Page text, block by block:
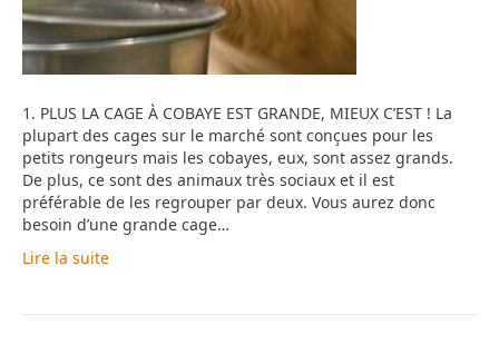
1. PLUS LA CAGE À COBAYE EST GRANDE, MIEUX C’EST ! La
plupart des cages sur le marché sont conçues pour les
petits rongeurs mais les cobayes, eux, sont assez grands.
De plus, ce sont des animaux très sociaux et il est
préférable de les regrouper par deux. Vous aurez donc
besoin d’une grande cage…
Lire la suite